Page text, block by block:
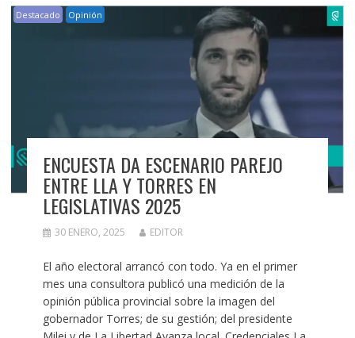
Destacado Opinión
ENCUESTA DA ESCENARIO PAREJO
ENTRE LLA Y TORRES EN
LEGISLATIVAS 2025
30 ENERO, 2025 EDITOR
El año electoral arrancó con todo. Ya en el primer
mes una consultora publicó una medición de la
opinión pública provincial sobre la imagen del
gobernador Torres; de su gestión; del presidente